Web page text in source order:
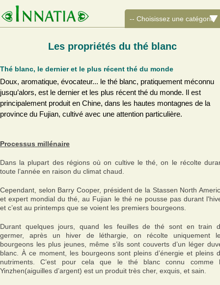
Les propriétés du thé blanc
Thé blanc, le dernier et le plus récent thé du monde
Doux, aromatique, évocateur... le thé blanc, pratiquement méconnu
jusqu’alors, est le dernier et les plus récent thé du monde. Il est
principalement produit en Chine, dans les hautes montagnes de la
province du Fujian, cultivé avec une attention particulière.
Processus millénaire
Dans la plupart des régions où on cultive le thé, on le récolte
toute l’année en raison du climat chaud.
Cependant, selon Barry Cooper, président de la Stassen North
et expert mondial du thé, au Fujian le thé ne pousse pas durant
et c’est au printemps que se voient les premiers bourgeons.
Durant quelques jours, quand les feuilles de thé sont en train
germer, après un hiver de léthargie, on récolte uniquement
bourgeons les plus jeunes, même s’ils sont couverts d’un léger
blanc. À ce moment, les bourgeons sont pleins d’énergie et pleins
nutriments. C’est pour cela que le thé blanc connu comme
Yinzhen(aiguilles d’argent) est un produit très cher, exquis, et sain.